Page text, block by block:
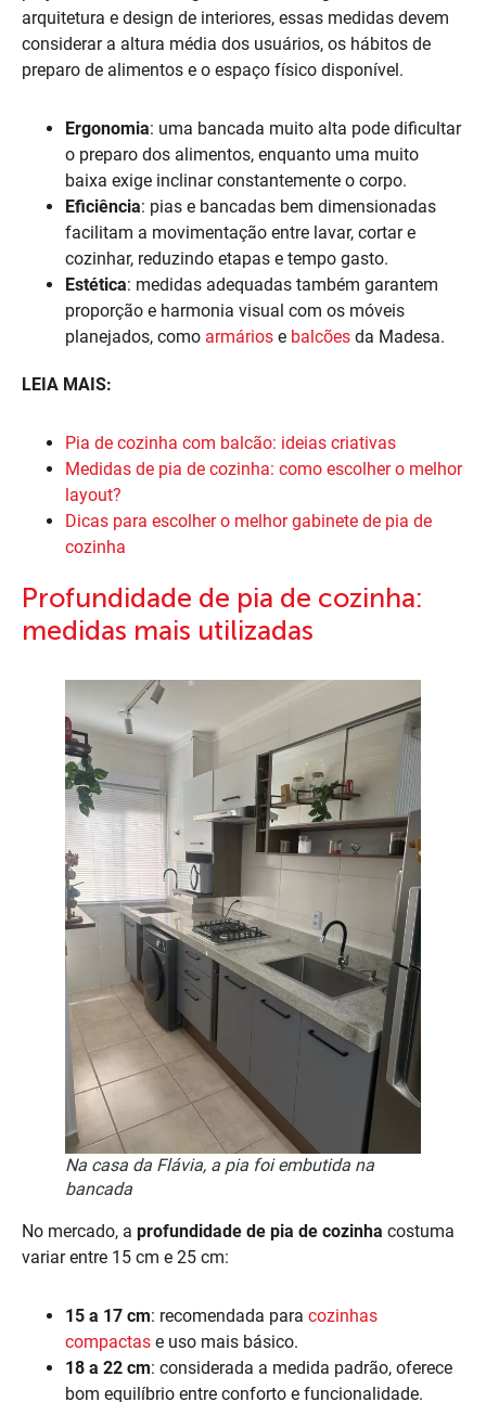
arquitetura e design de interiores, essas medidas devem
considerar a altura média dos usuários, os hábitos de
preparo de alimentos e o espaço físico disponível.
Ergonomia: uma bancada muito alta pode dificultar
o preparo dos alimentos, enquanto uma muito
baixa exige inclinar constantemente o corpo.
Eficiência: pias e bancadas bem dimensionadas
facilitam a movimentação entre lavar, cortar e
cozinhar, reduzindo etapas e tempo gasto.
Estética: medidas adequadas também garantem
proporção e harmonia visual com os móveis
planejados, como armários e balcões da Madesa.
LEIA MAIS:
Pia de cozinha com balcão: ideias criativas
Medidas de pia de cozinha: como escolher o melhor
layout?
Dicas para escolher o melhor gabinete de pia de
cozinha
Profundidade de pia de cozinha:
medidas mais utilizadas
Na casa da Flávia, a pia foi embutida na
bancada
No mercado, a profundidade de pia de cozinha costuma
variar entre 15 cm e 25 cm:
15 a 17 cm: recomendada para cozinhas
compactas e uso mais básico.
18 a 22 cm: considerada a medida padrão, oferece
bom equilíbrio entre conforto e funcionalidade.